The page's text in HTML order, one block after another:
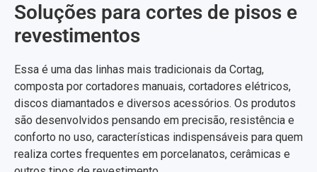
Soluções para cortes de pisos e
revestimentos
Essa é uma das linhas mais tradicionais da Cortag,
composta por cortadores manuais, cortadores elétricos,
discos diamantados e diversos acessórios. Os produtos
são desenvolvidos pensando em precisão, resistência e
conforto no uso, características indispensáveis para quem
realiza cortes frequentes em porcelanatos, cerâmicas e